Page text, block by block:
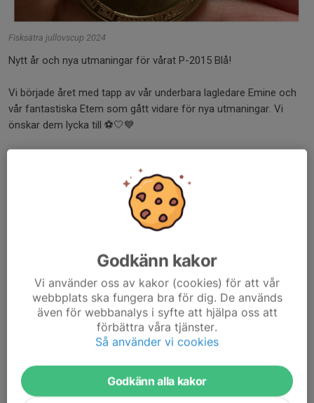
Fisksätra jullovscup 2024
Nytt år och nya utmaningar för vårat P-2015 Blå!
Vi började året med tapp av vår underbara lagledare Emine och
vår fantastiska Etem som gått vidare för nya utmaningar. Vi
önskar dem lycka till ⚽🤍💙
Lördagsmatcher
Godkänn kakor
Vi använder oss av kakor (cookies) för att vår
webbplats ska fungera bra för dig. De används
även för webbanalys i syfte att hjälpa oss att
förbättra våra tjänster.
Så använder vi cookies
Godkänn alla kakor